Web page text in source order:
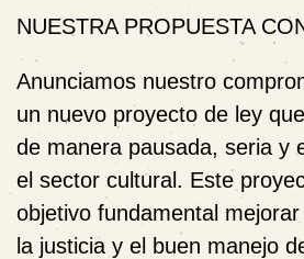
NUESTRA PROPUESTA
Anunciamos nuestro
un nuevo proyecto de ley
de manera pausada, seria y
el sector cultural. Este
objetivo fundamental
la justicia y el buen manejo